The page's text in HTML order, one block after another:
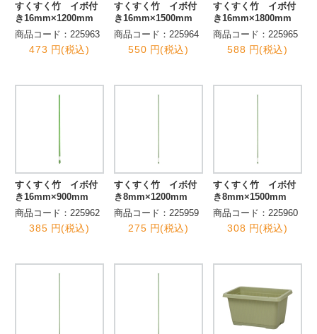
すくすく竹 イボ付
き16mm×1200mm
商品コード：225963
473 円(税込)
すくすく竹 イボ付
き16mm×1500mm
商品コード：225964
550 円(税込)
すくすく竹 イボ付
き16mm×1800mm
商品コード：225965
588 円(税込)
すくすく竹 イボ付
き16mm×900mm
商品コード：225962
385 円(税込)
すくすく竹 イボ付
き8mm×1200mm
商品コード：225959
275 円(税込)
すくすく竹 イボ付
き8mm×1500mm
商品コード：225960
308 円(税込)